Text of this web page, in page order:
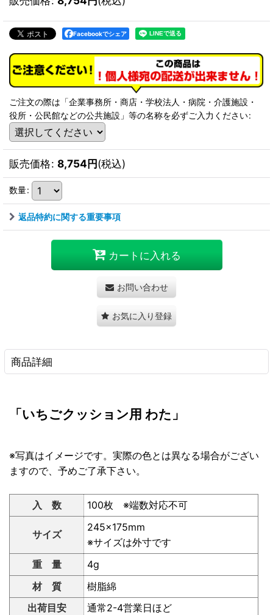
Facebookでシェア
ご注文の際は「企業事務所・商店・学校法人・病院・介護施設・
役所・公民館などの公共施設」等の名称を必ずご入力ください:
販売価格: 8,754円(税込)
数量:
返品特約に関する重要事項
カートに入れる
お問い合わせ
お気に入り登録
商品詳細
「いちごクッション用 わた」
※写真はイメージです。実際の色とは異なる場合がござい
ますので、予めご了承下さい。
入 数 100枚 ※端数対応不可
サイズ
245×175mm
※サイズは外寸です
重 量
4g
材 質
樹脂綿
出荷目安
通常2-4営業日ほど